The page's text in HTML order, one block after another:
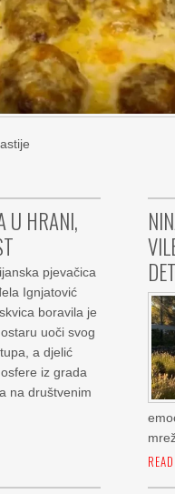
U HRANI,
pjevačica
Ignjatović
boravila je
uoči svog
a djelić
iz grada
na društvenim